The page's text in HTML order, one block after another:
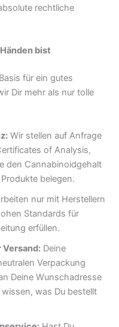
rechtliche
bist
für ein gutes
Dir mehr als nur tolle
Wir stellen auf Anfrage
of Analysis,
den Cannabinoidgehalt
belegen.
nur mit Herstellern
Standards für
erfüllen.
Deine
Verpackung
Deine Wunschadresse
was Du bestellt